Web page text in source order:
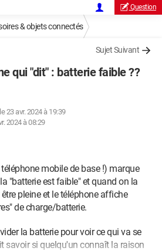
Question
& objets connectés
Sujet Suivant
qui "dit" : batterie faible ??
23 avr. 2024 à 19:39
2024 à 08:29
mobile de base !) marque
"batterie est faible" et quand on la
pleine et le téléphone affiche
de charge/batterie.
la batterie pour voir ce qui va se
savoir si quelqu'un connaît la raison